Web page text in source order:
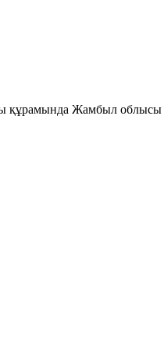
құрамында Жамбыл облысы